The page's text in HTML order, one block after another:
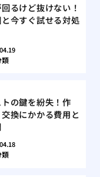
るけど抜けない！
今すぐ試せる対処
類
の鍵を紛失！作
換にかかる費用と
類